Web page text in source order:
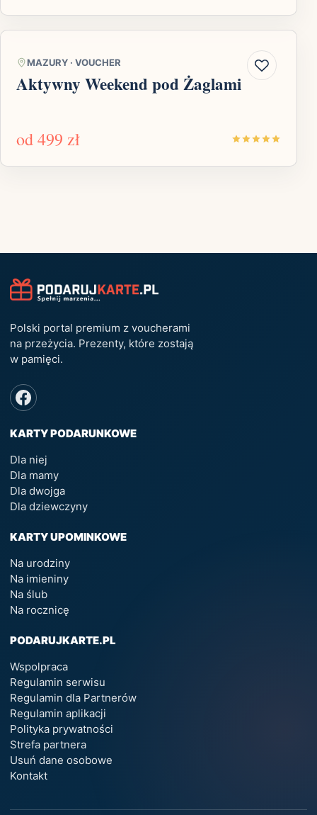
MAZURY · VOUCHER
Aktywny Weekend pod Żaglami
od499 zł
Polski portal premium z voucherami
na przeżycia. Prezenty, które zostają
w pamięci.
KARTY PODARUNKOWE
Dla niej
Dla mamy
Dla dwojga
Dla dziewczyny
KARTY UPOMINKOWE
Na urodziny
Na imieniny
Na ślub
Na rocznicę
PODARUJKARTE.PL
Wspolpraca
Regulamin serwisu
Regulamin dla Partnerów
Regulamin aplikacji
Polityka prywatności
Strefa partnera
Usuń dane osobowe
Kontakt